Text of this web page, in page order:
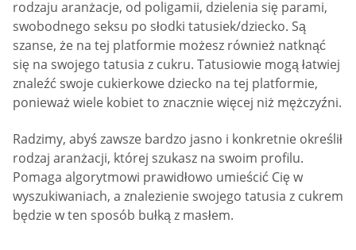
rodzaju aranżacje, od poligamii, dzielenia się parami,
swobodnego seksu po słodki tatusiek/dziecko. Są
szanse, że na tej platformie możesz również natknąć
się na swojego tatusia z cukru. Tatusiowie mogą łatwiej
znaleźć swoje cukierkowe dziecko na tej platformie,
ponieważ wiele kobiet to znacznie więcej niż mężczyźni.
Radzimy, abyś zawsze bardzo jasno i konkretnie określił
rodzaj aranżacji, której szukasz na swoim profilu.
Pomaga algorytmowi prawidłowo umieścić Cię w
wyszukiwaniach, a znalezienie swojego tatusia z cukrem
będzie w ten sposób bułką z masłem.